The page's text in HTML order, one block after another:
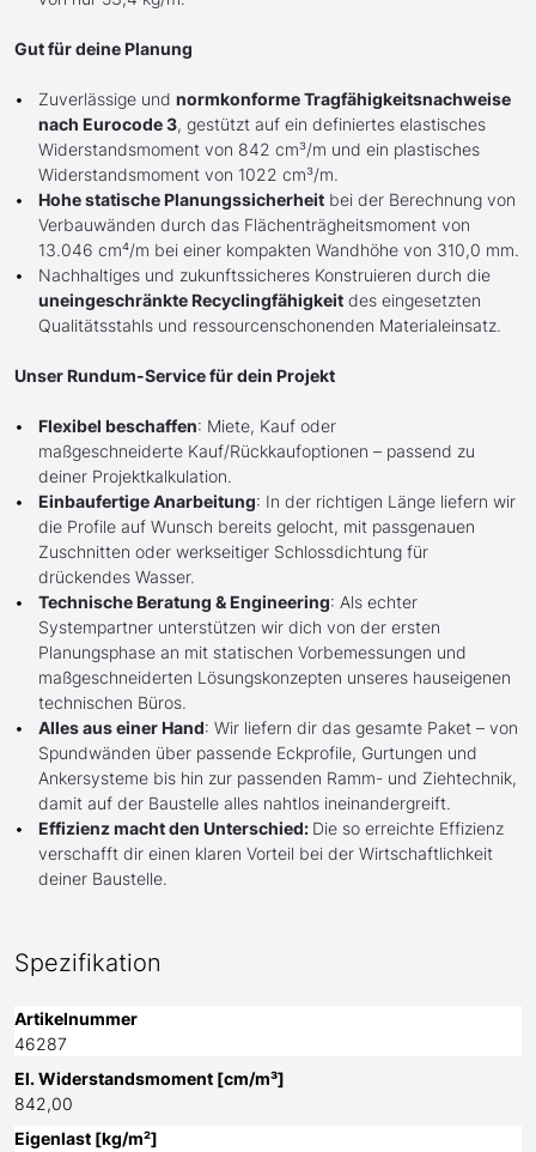
Gut für deine Planung
Zuverlässige und normkonforme Tragfähigkeitsnachweise
nach Eurocode 3, gestützt auf ein definiertes elastisches
Widerstandsmoment von 842 cm³/m und ein plastisches
Widerstandsmoment von 1022 cm³/m.
Hohe statische Planungssicherheit bei der Berechnung von
Verbauwänden durch das Flächenträgheitsmoment von
13.046 cm⁴/m bei einer kompakten Wandhöhe von 310,0 mm.
Nachhaltiges und zukunftssicheres Konstruieren durch die
uneingeschränkte Recyclingfähigkeit des eingesetzten
Qualitätsstahls und ressourcenschonenden Materialeinsatz.
Unser Rundum-Service für dein Projekt
Flexibel beschaffen: Miete, Kauf oder
maßgeschneiderte Kauf/Rückkaufoptionen – passend zu
deiner Projektkalkulation.
Einbaufertige Anarbeitung: In der richtigen Länge liefern wir
die Profile auf Wunsch bereits gelocht, mit passgenauen
Zuschnitten oder werkseitiger Schlossdichtung für
drückendes Wasser.
Technische Beratung & Engineering: Als echter
Systempartner unterstützen wir dich von der ersten
Planungsphase an mit statischen Vorbemessungen und
maßgeschneiderten Lösungskonzepten unseres hauseigenen
technischen Büros.
Alles aus einer Hand: Wir liefern dir das gesamte Paket – von
Spundwänden über passende Eckprofile, Gurtungen und
Ankersysteme bis hin zur passenden Ramm- und Ziehtechnik,
damit auf der Baustelle alles nahtlos ineinandergreift.
Effizienz macht den Unterschied: Die so erreichte Effizienz
verschafft dir einen klaren Vorteil bei der Wirtschaftlichkeit
deiner Baustelle.
Spezifikation
Artikelnummer
46287
El. Widerstandsmoment [cm/m³]
842,00
Eigenlast [kg/m²]